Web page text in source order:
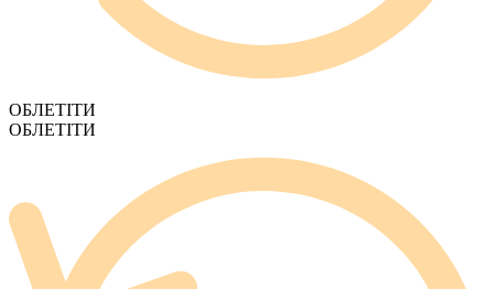
ОБЛЕТІТИ
ОБЛЕТІТИ